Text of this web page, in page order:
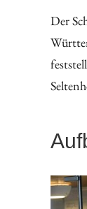
Der